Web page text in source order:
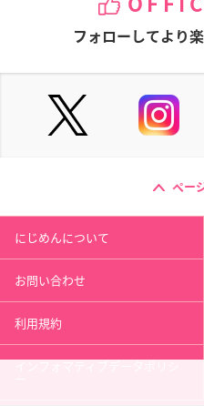
フォローしてより
ペー
にじめんについて
お問い合わせ
利用規約
インフォマティブデータポリシ